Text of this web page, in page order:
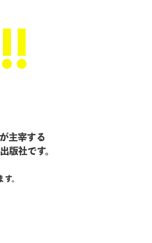
主宰する
版社です。
。